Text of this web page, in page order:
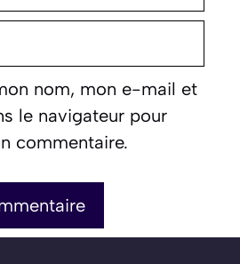
nom, mon e-mail et
le navigateur pour
commentaire.